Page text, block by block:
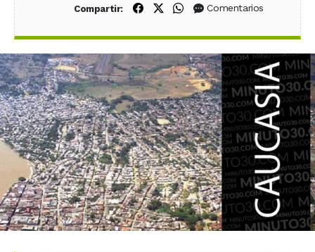
Compartir: Compartir en Facebook
Compartir en X (Twitter)
Compartir en WhatsApp
Comentarios